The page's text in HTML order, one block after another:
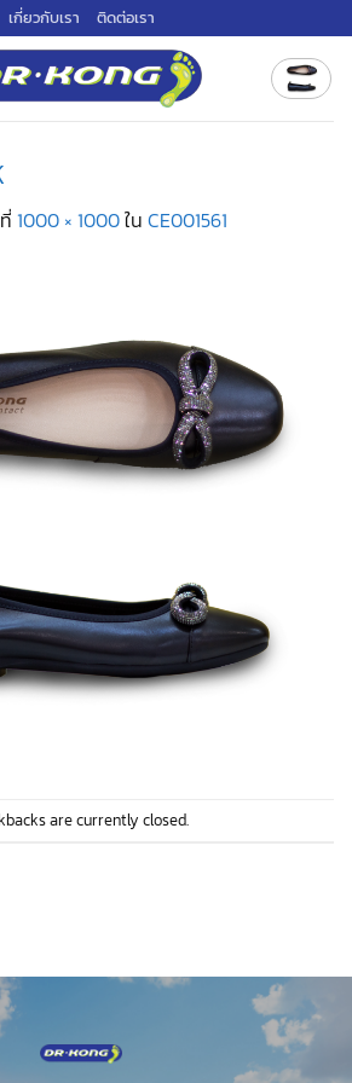
เกี่ยวกับเรา ติดต่อเรา
ที่ 1000 × 1000ใน CE001561
are currently closed.